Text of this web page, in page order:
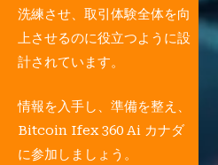
洗練させ、取引体験全体を向
上させるのに役立つように設
計されています。
情報を入手し、準備を整え、
Bitcoin Ifex 360 Ai カナダ
に参加しましょう。